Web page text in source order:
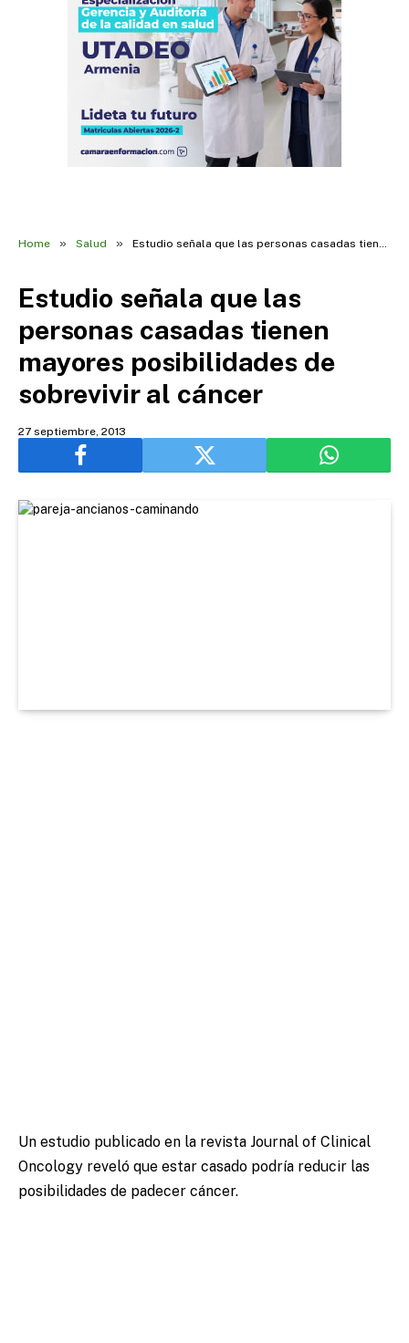
Home » Salud » Estudio señala que las personas casadas tienen mayores posibilidades de sobrevivir al cáncer
Estudio señala que las
personas casadas tienen
mayores posibilidades de
sobrevivir al cáncer
27 septiembre, 2013
Un estudio publicado en la revista Journal of Clinical
Oncology reveló que estar casado podría reducir las
posibilidades de padecer cáncer.